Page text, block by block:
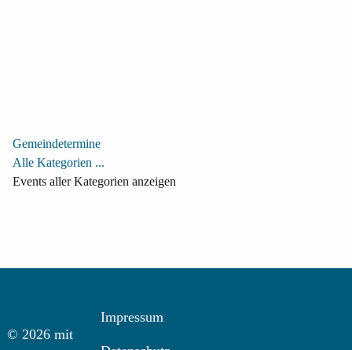
Gemeindetermine
Alle Kategorien ...
Events aller Kategorien anzeigen
© 2026 mit
Impressum